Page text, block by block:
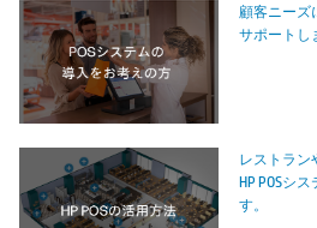
顧客ニーズ
サポートし
レストラン
HP POSシ
す。